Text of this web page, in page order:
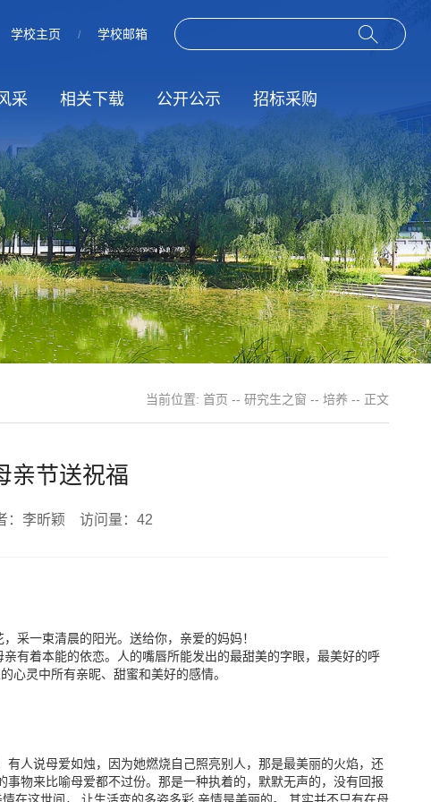
学校主页 / 学校邮箱
采 相关下载
规章制度
公开公示 招标采购
招标信息
服务指南
结果公示
当前位置: 首页 -- 研究生之窗 -- 培养 -- 正文
亲节送祝福
李昕颖 访问量： 42
采一束清晨的阳光。送给你，亲爱的妈妈！
有着本能的依恋。人的嘴唇所能发出的最甜美的字眼，最美好的呼
心灵中所有亲昵、甜蜜和美好的感情。
人说母爱如烛，因为她燃烧自己照亮别人，那是最美丽的火焰，还
物来比喻母爱都不过份。那是一种执着的，默默无声的，没有回报